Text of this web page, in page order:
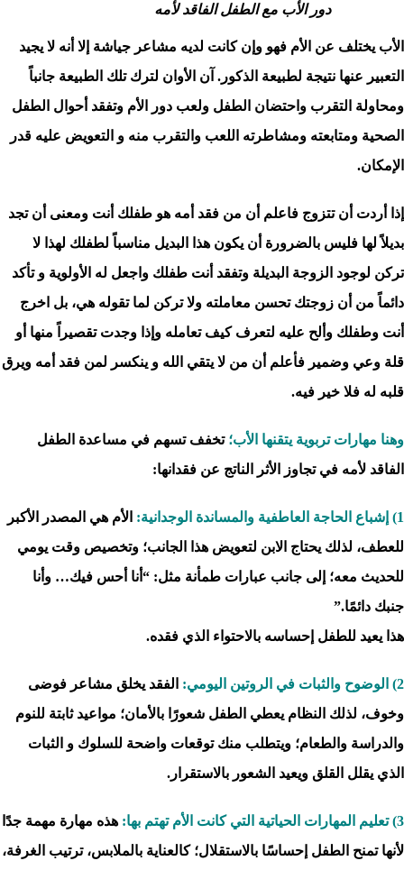
دور الأب مع الطفل الفاقد لأمه
الأب يختلف عن الأم فهو وإن كانت لديه مشاعر جياشة إلا أنه لا يجيد
التعبير عنها نتيجة لطبيعة الذكور. آن الأوان لترك تلك الطبيعة جانباً
ومحاولة التقرب واحتضان الطفل ولعب دور الأم وتفقد أحوال الطفل
الصحية ومتابعته ومشاطرته اللعب والتقرب منه و التعويض عليه قدر
الإمكان.
إذا أردت أن تتزوج فاعلم أن من فقد أمه هو طفلك أنت ومعنى أن تجد
بديلاً لها فليس بالضرورة أن يكون هذا البديل مناسباً لطفلك لهذا لا
تركن لوجود الزوجة البديلة وتفقد أنت طفلك واجعل له الأولوية و تأكد
دائماً من أن زوجتك تحسن معاملته ولا تركن لما تقوله هي، بل اخرج
أنت وطفلك وألح عليه لتعرف كيف تعامله وإذا وجدت تقصيراً منها أو
قلة وعي وضمير فأعلم أن من لا يتقي الله و ينكسر لمن فقد أمه ويرق
قلبه له فلا خير فيه.
وهنا مهارات تربوية يتقنها الأب؛ تخفف تسهم في مساعدة الطفل
الفاقد لأمه في تجاوز الأثر الناتج عن فقدانها:
1) إشباع الحاجة العاطفية والمساندة الوجدانية : الأم هي المصدر الأكبر
للعطف، لذلك يحتاج الابن لتعويض هذا الجانب؛ وتخصيص وقت يومي
للحديث معه؛ إلى جانب عبارات طمأنة مثل: “أنا أحس فيك… وأنا
جنبك دائمًا.”
هذا يعيد للطفل إحساسه بالاحتواء الذي فقده.
2) الوضوح والثبات في الروتين اليومي:
الفقد يخلق مشاعر فوضى
وخوف، لذلك النظام يعطي الطفل شعورًا بالأمان؛ مواعيد ثابتة للنوم
والدراسة والطعام؛ ويتطلب منك توقعات واضحة للسلوك و الثبات
الذي يقلل القلق ويعيد الشعور بالاستقرار.
3) تعليم المهارات الحياتية التي كانت الأم تهتم بها:
هذه مهارة مهمة جدًا
لأنها تمنح الطفل إحساسًا بالاستقلال؛ كالعناية بالملابس، ترتيب الغرفة،